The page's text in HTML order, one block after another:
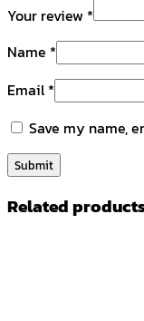
Your review *
Name *
Email*
Save my name,
Related